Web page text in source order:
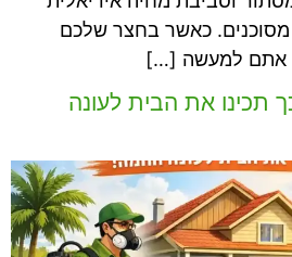
מסוכנים. כאשר בחצר שלכם
אתם למעשה […]
תכינו את הבית לעונה